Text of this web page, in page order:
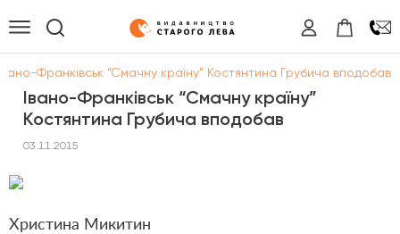
Франківськ “Смачну країну” Костянтина Грубича вподобав
Івано-Франківськ “Смачну країну”
Костянтина Грубича вподобав
03.11.2015
Христина Микитин